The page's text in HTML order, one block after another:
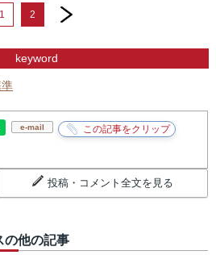
1 2
next
keyword
e-mail
投稿・コメント全文を見る
の他の記事